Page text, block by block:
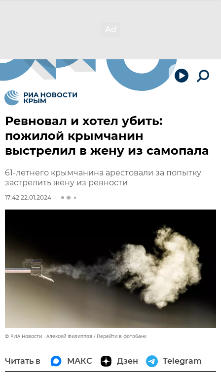
Ревновал и хотел убить:
пожилой крымч­анин
выстрелил в жену из самопала
61-летнего крымчанина арестовали за попы­тку
застрелить жену из ревности
17:42 22.01.2024
© РИА Новости . Алексей Филиппов Перейти в фотобанк
Читать в МАКС Дзен Telegram